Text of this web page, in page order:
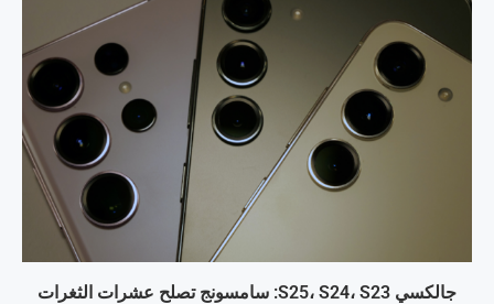
جالكسي S25، S24، S23: سامسونج تصلح عشرات الثغرات